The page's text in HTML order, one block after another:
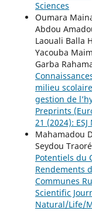
Sciences
Oumara
Abdou
Laouali Balla
Yacouba
Garba
milieu
gestion de
Preprints
21 (2024):
Mahamadou
Seydou
Potentiels du
Rendements
Communes
Scientific
Natural/Life/